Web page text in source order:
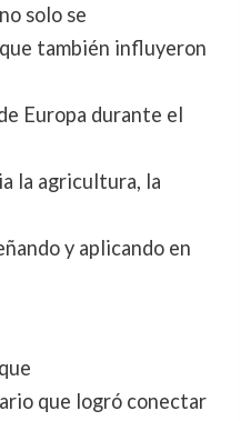
solo se
también influyeron
Europa durante el
la agricultura, la
y aplicando en
que logró conectar